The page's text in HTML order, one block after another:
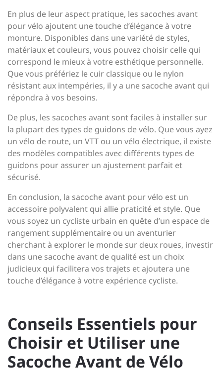
En plus de leur aspect pratique, les sacoches avant
pour vélo ajoutent une touche d’élégance à votre
monture. Disponibles dans une variété de styles,
matériaux et couleurs, vous pouvez choisir celle qui
correspond le mieux à votre esthétique personnelle.
Que vous préfériez le cuir classique ou le nylon
résistant aux intempéries, il y a une sacoche avant qui
répondra à vos besoins.
De plus, les sacoches avant sont faciles à installer sur
la plupart des types de guidons de vélo. Que vous ayez
un vélo de route, un VTT ou un vélo électrique, il existe
des modèles compatibles avec différents types de
guidons pour assurer un ajustement parfait et
sécurisé.
En conclusion, la sacoche avant pour vélo est un
accessoire polyvalent qui allie praticité et style. Que
vous soyez un cycliste urbain en quête d’un espace de
rangement supplémentaire ou un aventurier
cherchant à explorer le monde sur deux roues, investir
dans une sacoche avant de qualité est un choix
judicieux qui facilitera vos trajets et ajoutera une
touche d’élégance à votre expérience cycliste.
Conseils Essentiels pour
Choisir et Utiliser une
Sacoche Avant de Vélo